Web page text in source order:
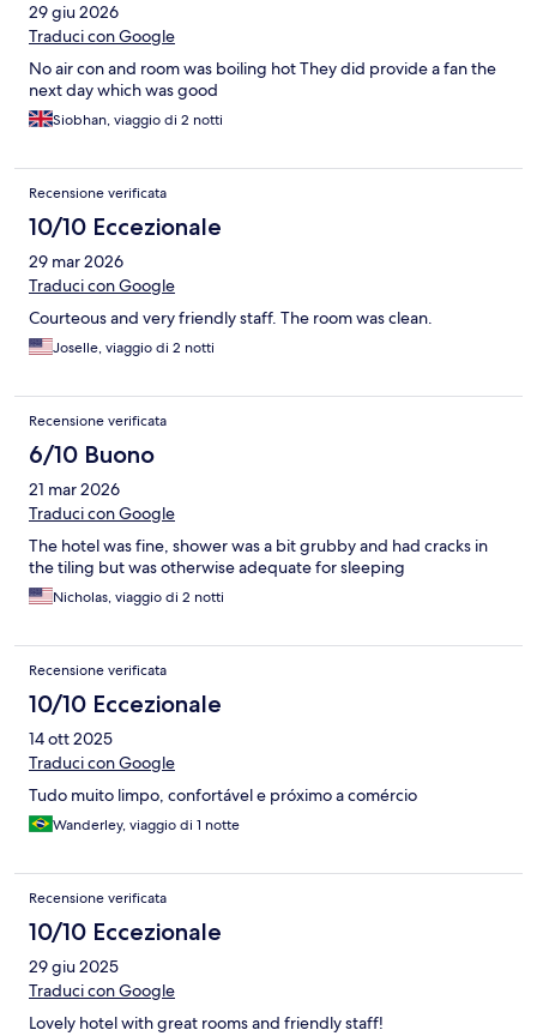
29 giu 2026
Traduci con Google
No air con and room was boiling hot They did provide a fan the
next day which was good
Siobhan, viaggio di 2 notti
Recensione verificata
10/10 Eccezionale
29 mar 2026
Traduci con Google
Courteous and very friendly staff. The room was clean.
Joselle, viaggio di 2 notti
Recensione verificata
6/10 Buono
21 mar 2026
Traduci con Google
The hotel was fine, shower was a bit grubby and had cracks in
the tiling but was otherwise adequate for sleeping
Nicholas, viaggio di 2 notti
Recensione verificata
10/10 Eccezionale
14 ott 2025
Traduci con Google
Tudo muito limpo, confortável e próximo a comércio
Wanderley, viaggio di 1 notte
Recensione verificata
10/10 Eccezionale
29 giu 2025
Traduci con Google
Lovely hotel with great rooms and friendly staff!